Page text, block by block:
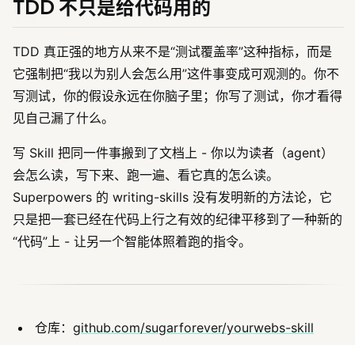
TDD 不只是给代码用的
TDD 真正强的地方从来不是“测试覆盖率”这种指标，而是
它强制把“我以为别人会怎么用”这件事变成可观测的。你不
写测试，你的假设永远在你脑子里；你写了测试，你才看得
见自己漏了什么。
写 Skill 把同一件事搬到了文档上 - 你以为读者（agent）
会怎么读，写下来、跑一遍、看它真的怎么读。
Superpowers 的 writing-skills 没有发明新的方法论，它
只是把一套已经在代码上行之有效的纪律平移到了一种新的
“代码”上 - 让另一个智能体照着跑的指令。
仓库： github.com/sugarforever/yourwebs-skill